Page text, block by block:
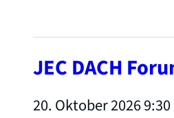
JEC DACH
20. Oktober 2026 9:30